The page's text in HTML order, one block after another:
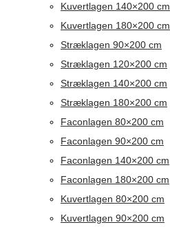
Kuvertlagen 140×200 cm
Kuvertlagen 180×200 cm
Stræklagen 90×200 cm
Stræklagen 120×200 cm
Stræklagen 140×200 cm
Stræklagen 180×200 cm
Faconlagen 80×200 cm
Faconlagen 90×200 cm
Faconlagen 140×200 cm
Faconlagen 180×200 cm
Kuvertlagen 80×200 cm
Kuvertlagen 90×200 cm